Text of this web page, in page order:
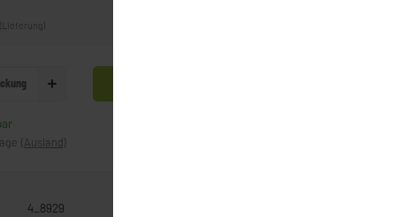
(Lieferung)
(Ausland)
4_8929